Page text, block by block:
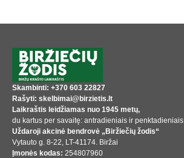
Skambinti: +370 603 22827
Rašyti: skelbimai@birzietis.lt
Laikraštis leidžiamas nuo 1945 metų,
du kartus per savaitę: antradieniais ir penktadieniais.
Uždaroji akcinė bendrovė „Biržiečių žodis“
Vytauto g. 8-22, LT-41174. Biržai
Įmonės kodas: 254807960